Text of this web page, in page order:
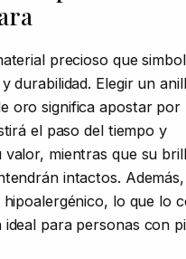
precioso que
durabilidad. Elegir un
oro significa apostar por
el paso del tiempo y
valor, mientras que su
intactos.
lo que lo
para personas con